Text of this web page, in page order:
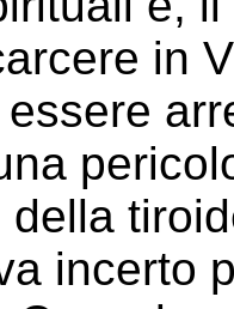
in
della
incerto